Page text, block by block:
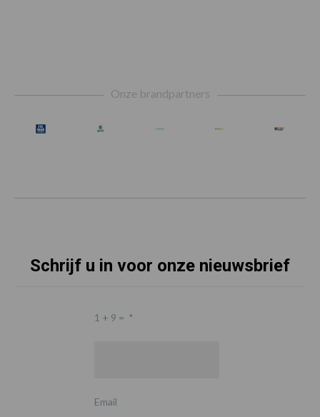
Onze brandpartners
Schrijf u in voor onze nieuwsbrief
1 + 9 = *
Email